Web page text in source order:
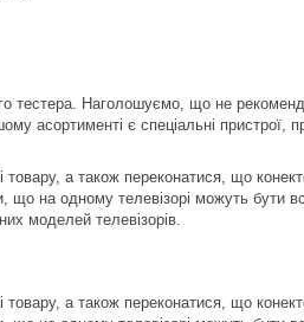
тестера. Наголошуємо, що не
асортименті є спеціальні пристрої,
товару, а також переконатися, що
на одному телевізорі можуть бути
моделей телевізорів.
товару, а також переконатися, що